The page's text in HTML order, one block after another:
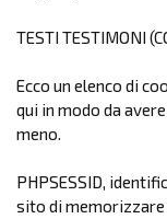
TESTI TESTIMONI
Ecco un elenco di
qui in modo da
meno.
PHPSESSID,
sito di